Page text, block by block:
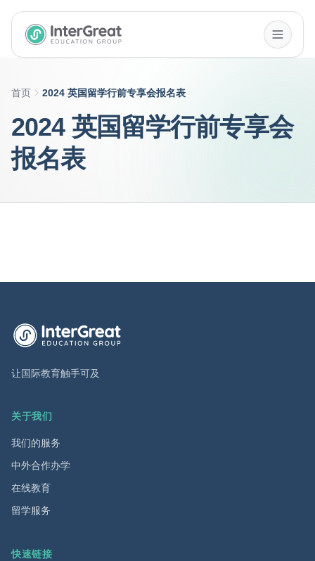
InterGreat Education Group home
首页 2024 英国留学行前专享会报名表
2024 英国留学行前专享会
报名表
英萃国际教育集团首页
让国际教育触手可及
关于我们
我们的服务
中外合作办学
在线教育
留学服务
快速链接